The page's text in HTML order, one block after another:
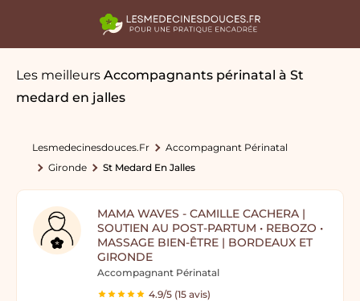
Les meilleurs Accompagnants périnatal à St
medard en jalles
Lesmedecinesdouces.fr
Accompagnant Périnatal
Gironde
St Medard En Jalles
MAMA WAVES - CAMILLE CACHERA |
SOUTIEN AU POST-PARTUM • REBOZO •
MASSAGE BIEN-ÊTRE | BORDEAUX ET
GIRONDE
Accompagnant Périnatal
4.9/5 (15 avis)